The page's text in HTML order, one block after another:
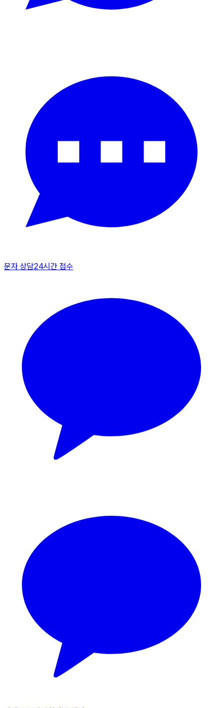
문자 상담24시간 접수